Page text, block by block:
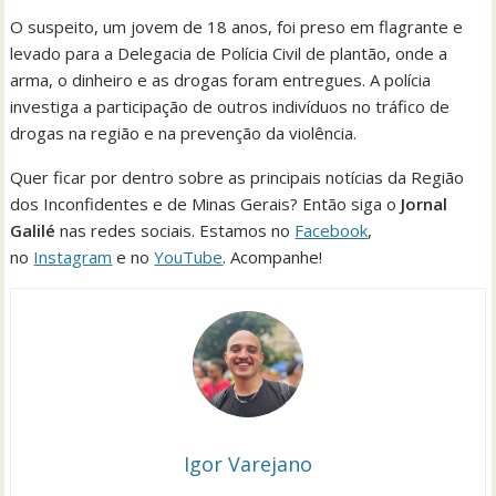
O suspeito, um jovem de 18 anos, foi preso em flagrante e
levado para a Delegacia de Polícia Civil de plantão, onde a
arma, o dinheiro e as drogas foram entregues. A polícia
investiga a participação de outros indivíduos no tráfico de
drogas na região e na prevenção da violência.
Quer ficar por dentro sobre as principais notícias da Região
dos Inconfidentes e de Minas Gerais? Então siga o Jornal
Galilé nas redes sociais. Estamos no Facebook,
no Instagram e noYouTube. Acompanhe!
Igor Varejano